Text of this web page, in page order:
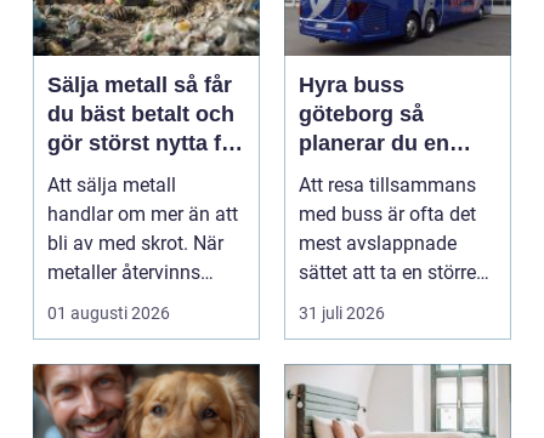
Sälja metall så får
du bäst betalt och
gör störst nytta för
miljön
Att sälja metall
handlar om mer än att
bli av med skrot. När
metaller återvinns
sparas stora
01 augusti 2026
Hyra buss
göteborg så
planerar du en
trygg och smidig
gruppresa
Att resa tillsammans
med buss är ofta det
mest avslappnade
sättet att ta en större
grupp från punkt ...
31 juli 2026